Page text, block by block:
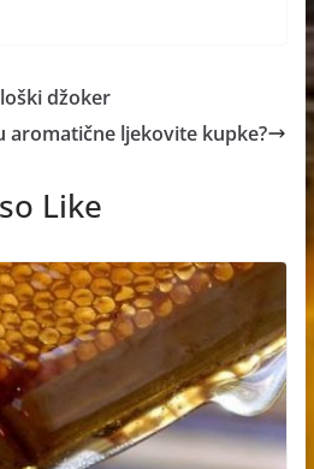
džoker
aromatične ljekovite kupke?
Like